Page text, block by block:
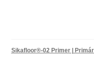
Sikafloor®-02 Primer |